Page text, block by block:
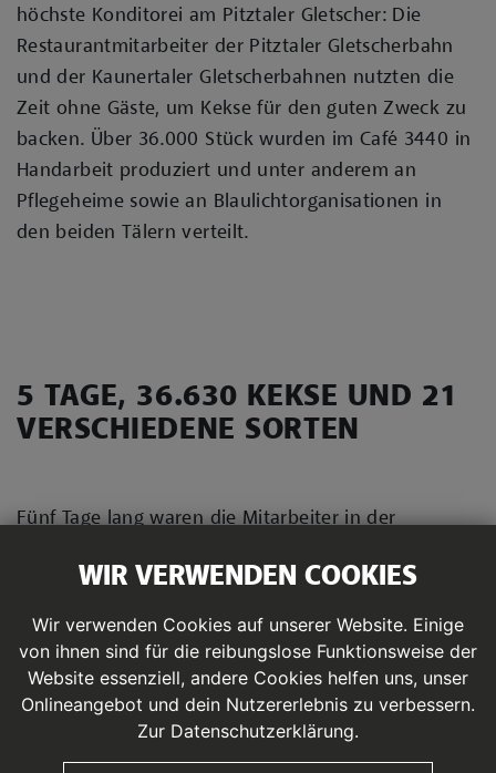
höchste Konditorei am Pitztaler Gletscher: Die
Restaurantmitarbeiter der Pitztaler Gletscherbahn
und der Kaunertaler Gletscherbahnen nutzten die
Zeit ohne Gäste, um Kekse für den guten Zweck zu
backen. Über 36.000 Stück wurden im Café 3440 in
Handarbeit produziert und unter anderem an
Pflegeheime sowie an Blaulichtorganisationen in
den beiden Tälern verteilt.
5 TAGE, 36.630 KEKSE UND 21
VERSCHIEDENE SORTEN
Fünf Tage lang waren die Mitarbeiter in der
höchstgelegener Konditorei, am Pitztaler Gletscher
im Einsatz. Das Ergebnis der Weihnachts-Aktion sind
36.630 Kekse und 21 verschiedene Sorten.
„Ursprünglich wollten wir die Kurzarbeit dazu
nutzen, Weihnachtsgebäck als Geschenk für die
WIR VERWENDEN COOKIES
Wir verwenden Cookies auf unserer Website. Einige
von ihnen sind für die reibungslose Funktionsweise der
Website essenziell, andere Cookies helfen uns, unser
Onlineangebot und dein Nutzererlebnis zu verbessern.
Zur Datenschutzerklärung.